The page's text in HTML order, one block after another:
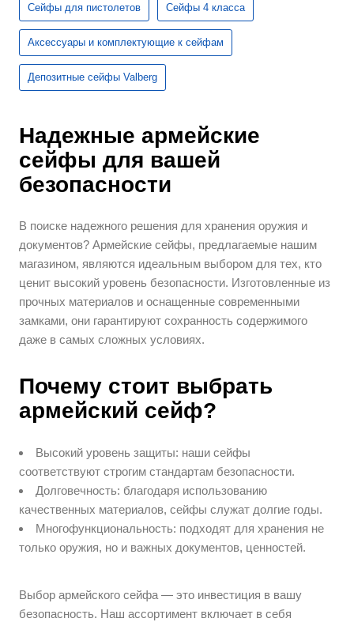
Сейфы для пистолетов Сейфы 4 класса
Аксессуары и комплектующие к сейфам
Депозитные сейфы Valberg
Надежные армейские
сейфы для вашей
безопасности
В поиске надежного решения для хранения оружия и
документов? Армейские сейфы, предлагаемые нашим
магазином, являются идеальным выбором для тех, кто
ценит высокий уровень безопасности. Изготовленные из
прочных материалов и оснащенные современными
замками, они гарантируют сохранность содержимого
даже в самых сложных условиях.
Почему стоит выбрать
армейский сейф?
Высокий уровень защиты: наши сейфы
соответствуют строгим стандартам безопасности.
Долговечность: благодаря использованию
качественных материалов, сейфы служат долгие годы.
Многофункциональность: подходят для хранения не
только оружия, но и важных документов, ценностей.
Выбор армейского сейфа — это инвестиция в вашу
безопасность. Наш ассортимент включает в себя